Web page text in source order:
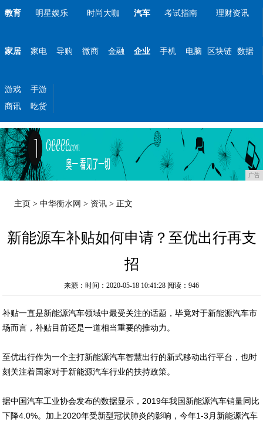
教育 明星娱乐 时尚大咖 汽车 考试指南 理财资讯
家居 家电 导购 微商 金融 企业 手机 电脑 区块链 数据
游戏
手游
商讯
吃货
广告
主页 >中华衡水网 > 资讯 > 正文
新能源车补贴如何申请？至优出行再支
招
来源：时间：2020-05-18 10:41:28 阅读：946
补贴一直是新能源汽车领域中最受关注的话题，毕竟对于新能源汽车市
场而言，补贴目前还是一道相当重要的推动力。
至优出行作为一个主打新能源汽车智慧出行的新式移动出行平台，也时
刻关注着国家对于新能源汽车行业的扶持政策。
据中国汽车工业协会发布的数据显示，2019年我国新能源汽车销量同比
下降4.0%。加上2020年受新型冠状肺炎的影响，今年1-3月新能源汽车